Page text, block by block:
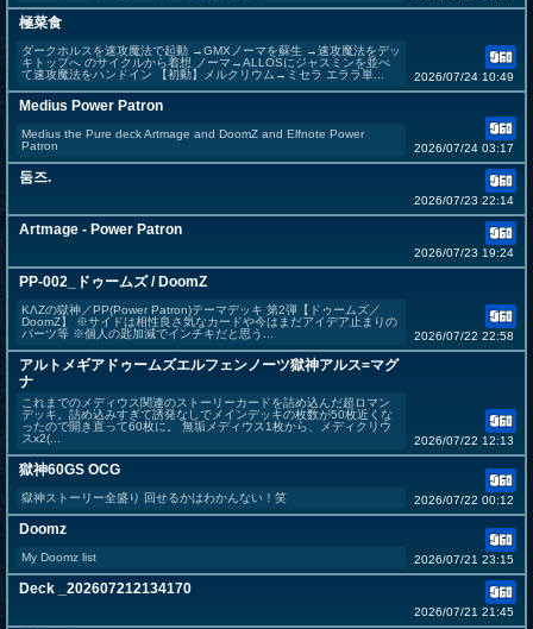
極菜食
ダークホルスを速攻魔法で起動 →GMXノーマを蘇生 →速攻魔法をデッ
キトップへ のサイクルから着想 ノーマ→ALLOSにジャスミンを並べ
て速攻魔法をハンドイン 【初動】メルクリウム→ミセラ エララ単...
2026/07/24 10:49
Medius Power Patron
Medius the Pure deck Artmage and DoomZ and Elfnote Power
Patron
2026/07/24 03:17
둠즈.
2026/07/23 22:14
Artmage - Power Patron
2026/07/23 19:24
PP-002_ドゥームズ / DoomZ
KΛZの獄神／PP(Power Patron)テーマデッキ 第2弾【ドゥームズ／
DoomZ】 ※サイドは相性良さ気なカードや今はまだアイデア止まりの
パーツ等 ※個人の匙加減でインチキだと思う...
2026/07/22 22:58
アルトメギアドゥームズエルフェンノーツ獄神アルス=マグ
ナ
これまでのメディウス関連のストーリーカードを詰め込んだ超ロマン
デッキ。詰め込みすぎて誘発なしでメインデッキの枚数が50枚近くな
ったので開き直って60枚に。 無垢メディウス1枚から、メディクリウ
スx2(...
2026/07/22 12:13
獄神60GS OCG
獄神ストーリー全盛り 回せるかはわかんない！笑 2026/07/22 00:12
Doomz
My Doomz list 2026/07/21 23:15
Deck _202607212134170
2026/07/21 21:45